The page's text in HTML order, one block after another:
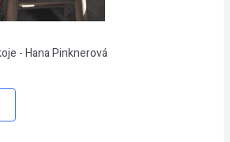
- Hana Pinknerová